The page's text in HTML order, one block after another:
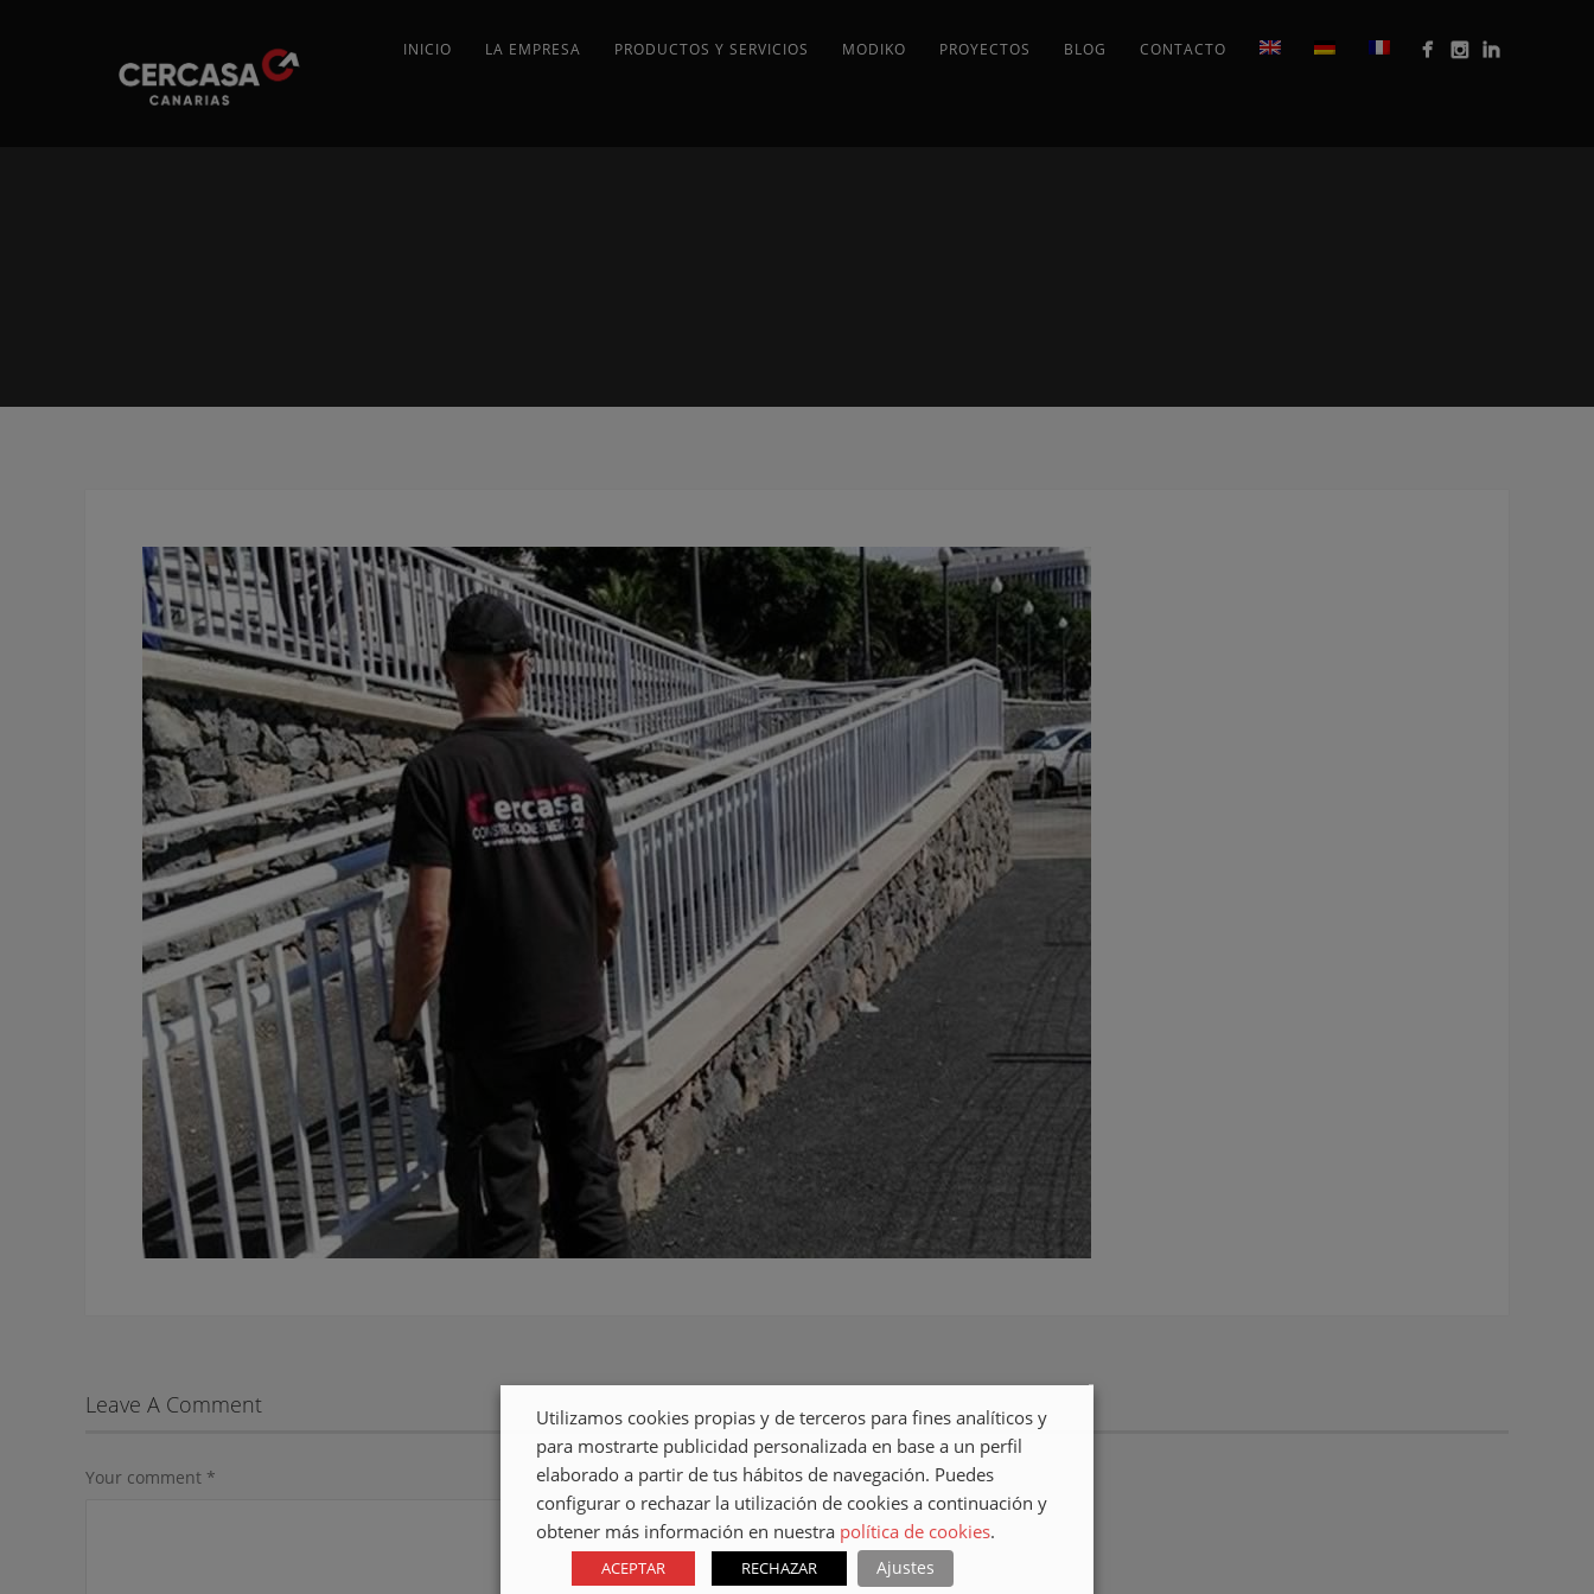
INICIO LA EMPRESA PRODUCTOS Y SERVICIOS MODIKO PROYECTOS BLOG CONTACTO
Leave A Comment
Your comment *
Utilizamos cookies propias y de terceros para fines analíticos y
para mostrarte publicidad personalizada en base a un perfil
elaborado a partir de tus hábitos de navegación. Puedes
configurar o rechazar la utilización de cookies a continuación y
obtener más información en nuestra política de cookies.
ACEPTAR RECHAZAR Ajustes